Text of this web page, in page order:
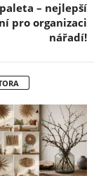
– nejlepší
pro organizaci
nářadí!